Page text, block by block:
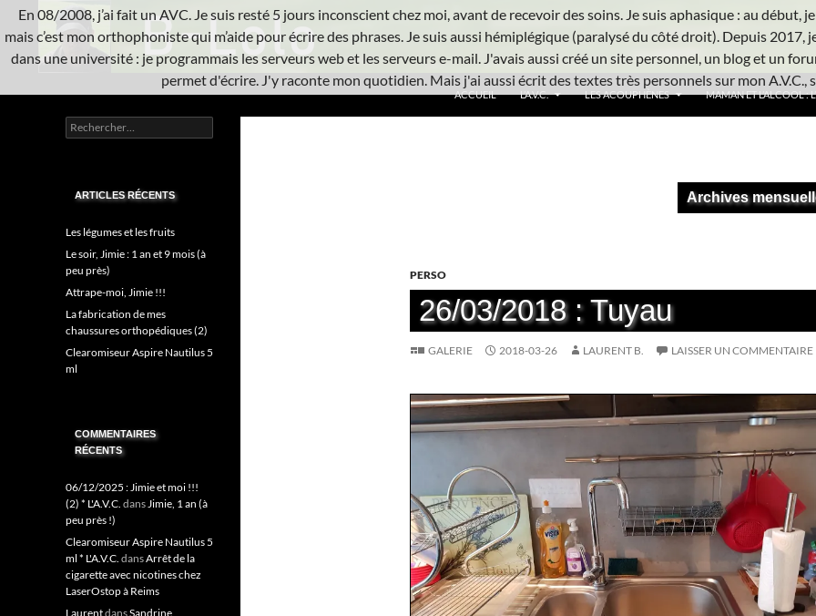
Aller
au
contenu
L'A.V.C. ACCUEIL L’A.V.C. LES ACOUPHÈNES MAMAN ET L’ALCOOL :
Archives
PERSO
26/03/2018 : Tuyau
GALERIE 2018-03-26 LAURENT B. LAISSER UN COMMENTAIRE
Informatique système
Rechercher :
ARTICLES RÉCENTS
Les légumes et les fruits
Le soir, Jimie : 1 an et 9 mois (à
peu près)
Attrape-moi, Jimie !!!
La fabrication de mes
chaussures orthopédiques (2)
Clearomiseur Aspire Nautilus 5
ml
COMMENTAIRES
RÉCENTS
06/12/2025 : Jimie et moi !!!
(2) * L'A.V.C. dansJimie, 1 an (à
peu près !)
Clearomiseur Aspire Nautilus 5
ml * L'A.V.C. dansArrêt de la
cigarette avec nicotines chez
LaserOstop à Reims
LaurentdansSandrine
En 08/2008, j’ai fait un AVC. Je suis resté 5 jours inconscient chez moi, avant de recevoir des soins. Je suis aphasique : au début,
mais c’est mon orthophoniste qui m’aide pour écrire des phrases. Je suis aussi hémiplégique (paralysé du côté droit). Depuis 2017,
dans une université : je programmais les serveurs web et les serveurs e-mail. J'avais aussi créé un site personnel, un blog et un
permet d'écrire. J'y raconte mon quotidien. Mais j'ai aussi écrit des textes très personnels sur mon A.V.C.,